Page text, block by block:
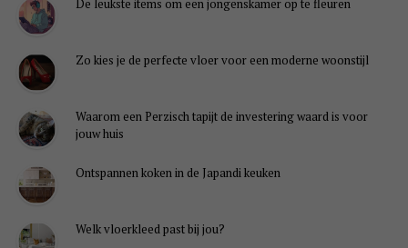
De leukste items om een jongenskamer op te fleuren
Zo kies je de perfecte vloer voor een moderne woonstijl
Waarom een Perzisch tapijt de investering waard is voor
jouw huis
Ontspannen koken in de Japandi keuken
Welk vloerkleed past bij jou?